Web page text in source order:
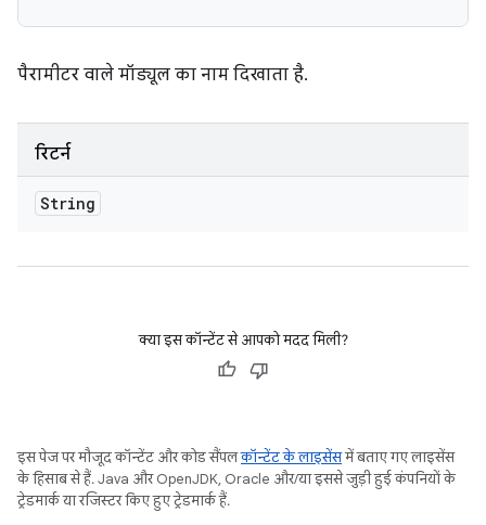
पैरामीटर वाले मॉड्यूल का नाम दिखाता है.
रिटर्न
String
क्या इस कॉन्टेंट से आपको मदद मिली?
इस पेज पर मौजूद कॉन्टेंट और कोड सैंपलकॉन्टेंट के लाइसेंसमें बताए गए लाइसेंस
के हिसाब से हैं. Java और OpenJDK, Oracle और/या इससे जुड़ी हुई कंपनियों के
ट्रेडमार्क या रजिस्टर किए हुए ट्रेडमार्क हैं.